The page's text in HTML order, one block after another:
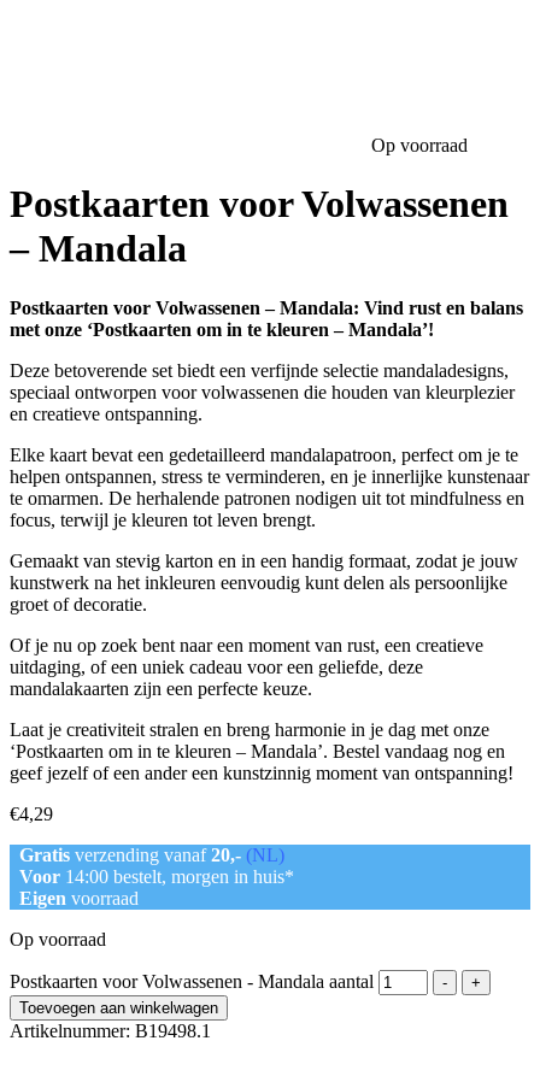
Op voorraad
Postkaarten voor Volwassenen
– Mandala
Postkaarten voor Volwassenen – Mandala: Vind rust en balans
met onze ‘Postkaarten om in te kleuren – Mandala’!
Deze betoverende set biedt een verfijnde selectie mandaladesigns,
speciaal ontworpen voor volwassenen die houden van kleurplezier
en creatieve ontspanning.
Elke kaart bevat een gedetailleerd mandalapatroon, perfect om je te
helpen ontspannen, stress te verminderen, en je innerlijke kunstenaar
te omarmen. De herhalende patronen nodigen uit tot mindfulness en
focus, terwijl je kleuren tot leven brengt.
Gemaakt van stevig karton en in een handig formaat, zodat je jouw
kunstwerk na het inkleuren eenvoudig kunt delen als persoonlijke
groet of decoratie.
Of je nu op zoek bent naar een moment van rust, een creatieve
uitdaging, of een uniek cadeau voor een geliefde, deze
mandalakaarten zijn een perfecte keuze.
Laat je creativiteit stralen en breng harmonie in je dag met onze
‘Postkaarten om in te kleuren – Mandala’. Bestel vandaag nog en
geef jezelf of een ander een kunstzinnig moment van ontspanning!
€4,29
Gratis verzending vanaf20,- (NL)
Voor 14:00 bestelt, morgen in huis*
Eigen voorraad
Op voorraad
Postkaarten voor Volwassenen - Mandala aantal -
+
Toevoegen aan winkelwagen
Artikelnummer: B19498.1